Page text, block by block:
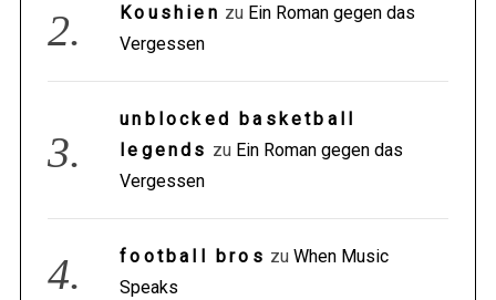
Koushien zu Ein Roman gegen das
Vergessen
unblocked basketball
legends zu Ein Roman gegen das
Vergessen
football bros zu When Music
Speaks